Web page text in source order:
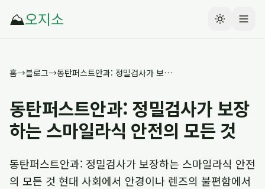
⛰️오지소
홈→블로그→ 동탄퍼스트안과: 정밀검사가 보장하는 스마일라식 안전의 모든 것
동탄퍼스트안과: 정밀검사가 보장
하는 스마일라식 안전의 모든 것
동탄퍼스트안과: 정밀검사가 보장하는 스마일라식 안전
의 모든 것 현대 사회에서 안경이나 렌즈의 불편함에서